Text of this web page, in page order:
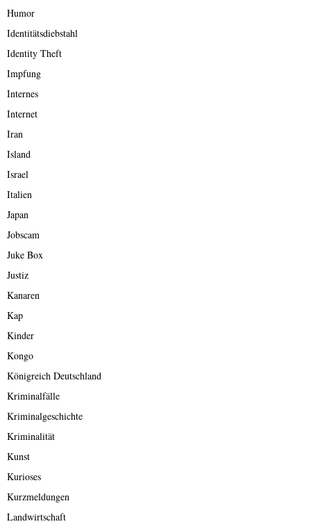
Humor
Identitätsdiebstahl
Identity Theft
Impfung
Internes
Internet
Iran
Island
Israel
Italien
Japan
Jobscam
Juke Box
Justiz
Kanaren
Kap
Kinder
Kongo
Königreich Deutschland
Kriminalfälle
Kriminalgeschichte
Kriminalität
Kunst
Kurioses
Kurzmeldungen
Landwirtschaft